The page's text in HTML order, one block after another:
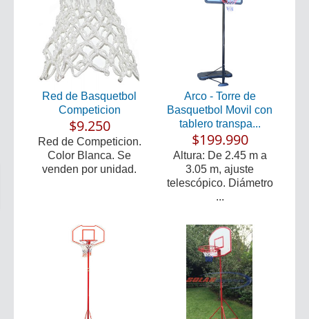
Red de Basquetbol
Competicion
$9.250
Red de Competicion.
Color Blanca. Se
venden por unidad.
Arco - Torre de
Basquetbol Movil con
tablero transpa...
$199.990
Altura: De 2.45 m a
3.05 m, ajuste
telescópico. Diámetro
...